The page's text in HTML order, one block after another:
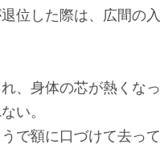
位した際は、広間の入
、身体の芯が熱くなっ
い。
で額に口づけて去って